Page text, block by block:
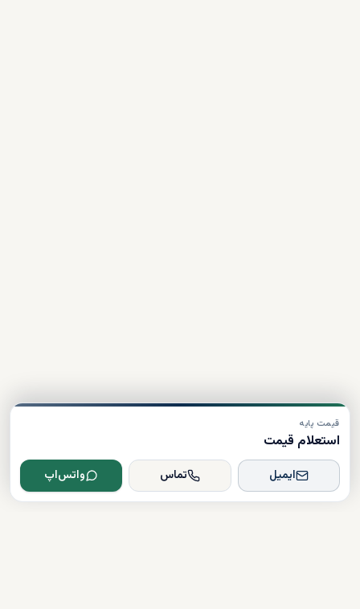
قیمت پایه
استعلام قیمت
ایمیل تماس واتس‌اپ